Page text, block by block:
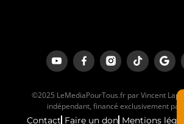
©2025 LeMediaPourTous.fr par Vincent
indépendant, financé exclusivement
Contact Faire un don Mentions